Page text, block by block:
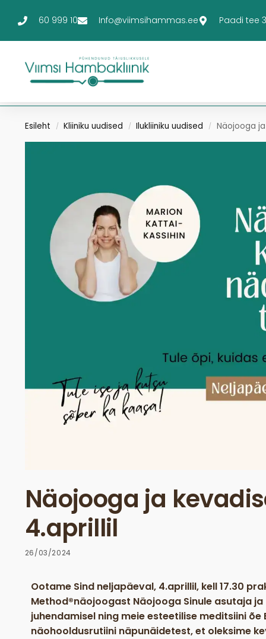
60 999 10 Info@viimsihammas.ee Paadi tee
Esileht / Kliiniku uudised / Ilukliiniku uudised / Näojooga
Näojooga ja
4.aprillil
26/03/2024
Ootame Sind neljapäeval, 4.aprillil, kell 17.30
Method®näojoogast Näojooga Sinule asutaja
juhendamisel ning meie esteetilise meditsiini
näohooldusrutiini näpunäidetest, et oleksime